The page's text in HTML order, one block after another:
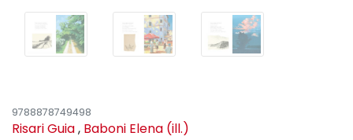
9788878749498
Risari Guia, Baboni Elena (ill.)